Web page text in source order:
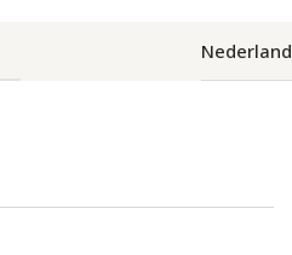
Nederland